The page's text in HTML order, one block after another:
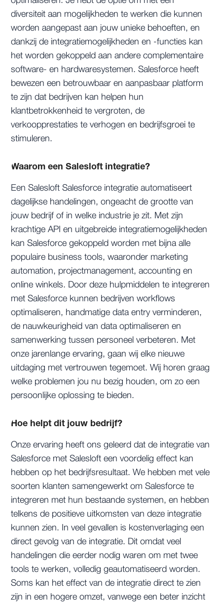
diversiteit aan mogelijkheden te werken die kunnen
worden aangepast aan jouw unieke behoeften, en
dankzij de integratiemogelijkheden en -functies kan
het worden gekoppeld aan andere complementaire
software- en hardwaresystemen. Salesforce heeft
bewezen een betrouwbaar en aanpasbaar platform
te zijn dat bedrijven kan helpen hun
klantbetrokkenheid te vergroten, de
verkoopprestaties te verhogen en bedrijfsgroei te
stimuleren.
Waarom een Salesloft integratie?
Een Salesloft Salesforce integratie automatiseert
dagelijkse handelingen, ongeacht de grootte van
jouw bedrijf of in welke industrie je zit. Met zijn
krachtige API en uitgebreide integratiemogelijkheden
kan Salesforce gekoppeld worden met bijna alle
populaire business tools, waaronder marketing
automation, projectmanagement, accounting en
online winkels. Door deze hulpmiddelen te integreren
met Salesforce kunnen bedrijven workflows
optimaliseren, handmatige data entry verminderen,
de nauwkeurigheid van data optimaliseren en
samenwerking tussen personeel verbeteren. Met
onze jarenlange ervaring, gaan wij elke nieuwe
uitdaging met vertrouwen tegemoet. Wij horen graag
welke problemen jou nu bezig houden, om zo een
persoonlijke oplossing te bieden.
Hoe helpt dit jouw bedrijf?
Onze ervaring heeft ons geleerd dat de integratie van
Salesforce met Salesloft een voordelig effect kan
hebben op het bedrijfsresultaat. We hebben met vele
soorten klanten samengewerkt om Salesforce te
integreren met hun bestaande systemen, en hebben
telkens de positieve uitkomsten van deze integratie
kunnen zien. In veel gevallen is kostenverlaging een
direct gevolg van de integratie. Dit omdat veel
handelingen die eerder nodig waren om met twee
tools te werken, volledig geautomatiseerd worden.
Soms kan het effect van de integratie direct te zien
zijn in een hogere omzet, vanwege een beter inzicht